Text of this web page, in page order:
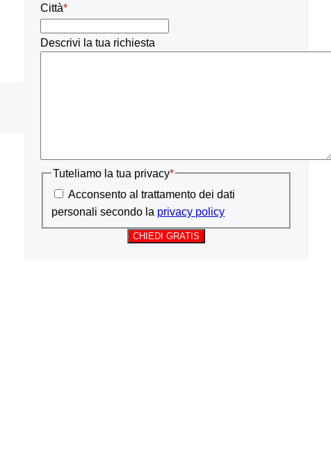
Città*
Descrivi la tua richiesta
Tuteliamo la tua privacy*
Acconsento al trattamento dei dati
personali secondo la privacy policy